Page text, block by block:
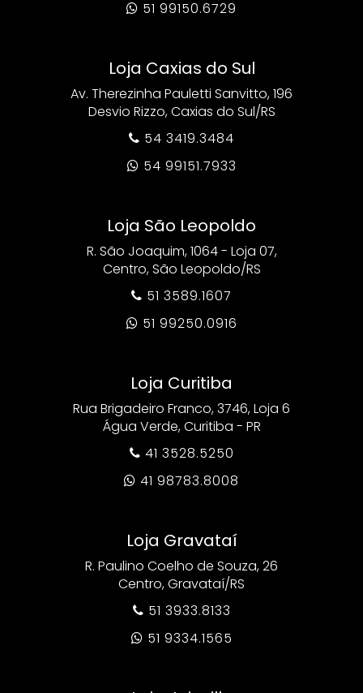
 51 99150.6729
Loja Caxias do Sul
Av. Therezinha Pauletti Sanvitto, 196
Desvio Rizzo, Caxias do Sul/RS
 54 3419.3484
 54 99151.7933
Loja São Leopoldo
R. São Joaquim, 1064 - Loja 07,
Centro, São Leopoldo/RS
 51 3589.1607
 51 99250.0916
Loja Curitiba
Rua Brigadeiro Franco, 3746, Loja 6
Água Verde, Curitiba - PR
 41 3528.5250
 41 98783.8008
Loja Gravataí
R. Paulino Coelho de Souza, 26
Centro, Gravataí/RS
 51 3933.8133
 51 9334.1565